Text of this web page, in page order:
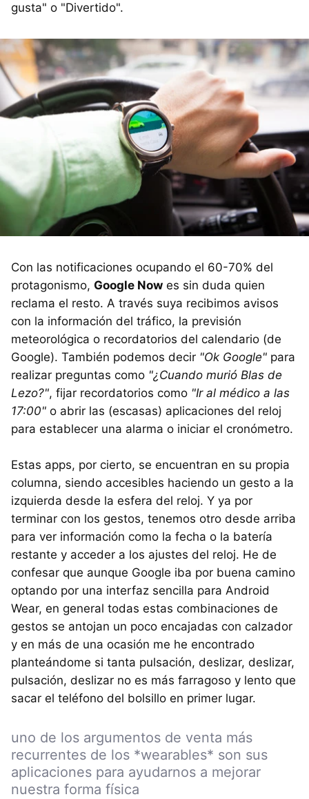
gusta" o "Divertido".
Con las notificaciones ocupando el 60-70% del
protagonismo, Google Now es sin duda quien
reclama el resto. A través suya recibimos avisos
con la información del tráfico, la previsión
meteorológica o recordatorios del calendario (de
Google). También podemos decir "Ok Google" para
realizar preguntas como "¿Cuando murió Blas de
Lezo?", fijar recordatorios como "Ir al médico a las
17:00" o abrir las (escasas) aplicaciones del reloj
para establecer una alarma o iniciar el cronómetro.
Estas apps, por cierto, se encuentran en su propia
columna, siendo accesibles haciendo un gesto a la
izquierda desde la esfera del reloj. Y ya por
terminar con los gestos, tenemos otro desde arriba
para ver información como la fecha o la batería
restante y acceder a los ajustes del reloj. He de
confesar que aunque Google iba por buena camino
optando por una interfaz sencilla para Android
Wear, en general todas estas combinaciones de
gestos se antojan un poco encajadas con calzador
y en más de una ocasión me he encontrado
planteándome si tanta pulsación, deslizar, deslizar,
pulsación, deslizar no es más farragoso y lento que
sacar el teléfono del bolsillo en primer lugar.
uno de los argumentos de venta más
recurrentes de los *wearables* son sus
aplicaciones para ayudarnos a mejorar
nuestra forma física